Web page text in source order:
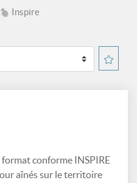
Inspire
conforme INSPIRE
aînés sur le territoire